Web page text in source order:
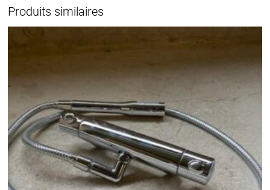
Produits similaires